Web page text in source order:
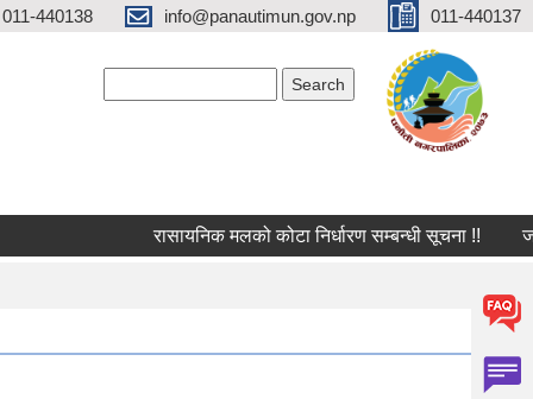
440138 info@panautimun.gov.np 011-440137
रासायनिक मलको कोटा निर्धारण सम्बन्धी सूचना !!